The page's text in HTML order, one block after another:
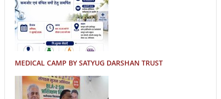
MEDICAL CAMP BY SATYUG DARSHAN TRUST